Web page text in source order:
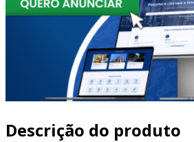
Descrição do produto